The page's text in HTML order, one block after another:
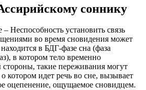
соннику
Неспособность установить связь
во время сновидения может
в БДГ-фазе сна (фаза
в котором тело временно
такие переживания могут
котором идет речь во сне, вызывает
оцепенение, ощущаемое сновидцем.